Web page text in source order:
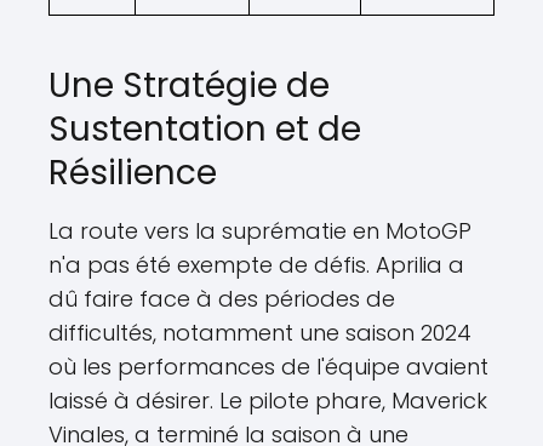
Une Stratégie de
Sustentation et de
Résilience
La route vers la suprématie en MotoGP
n'a pas été exempte de défis. Aprilia a
dû faire face à des périodes de
difficultés, notamment une saison 2024
où les performances de l'équipe avaient
laissé à désirer. Le pilote phare, Maverick
Vinales, a terminé la saison à une